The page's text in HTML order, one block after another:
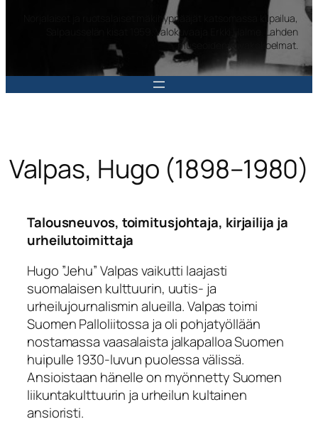
Norjalaiset ja ruotsalaiset mäkihyppääjät katsomassa kilpailua,
Salpausselän kisat 1959. Valokuvaaja Erkki Halme. Lahden
museoiden kuvakokoelmat.
Valpas, Hugo (1898–1980)
Talousneuvos, toimitusjohtaja, kirjailija ja
urheilutoimittaja
Hugo ”Jehu” Valpas vaikutti laajasti
suomalaisen kulttuurin, uutis- ja
urheilujournalismin alueilla. Valpas toimi
Suomen Palloliitossa ja oli pohjatyöllään
nostamassa vaasalaista jalkapalloa Suomen
huipulle 1930-luvun puolessa välissä.
Ansioistaan hänelle on myönnetty Suomen
liikuntakulttuurin ja urheilun kultainen
ansioristi.